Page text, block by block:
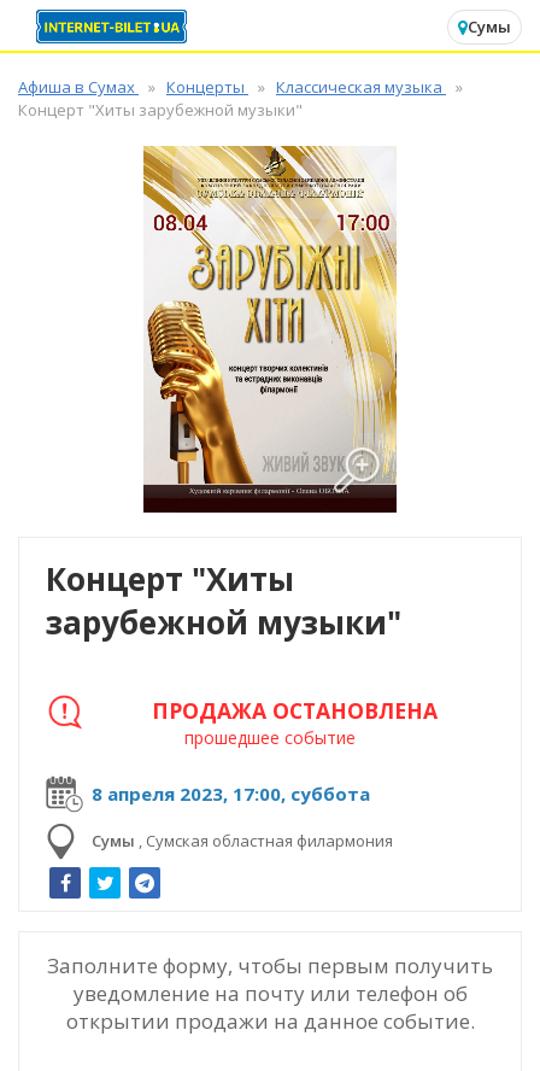
Сумы
Афиша в Сумах Концерты
Классическая музыка
Концерт "Хиты зарубежной музыки"
Концерт "Хиты
зарубежной музыки"
8 апреля 2023, 17:00, суббота
Сумы , Сумская областная филармония
ПРОДАЖА ОСТАНОВЛЕНА
прошедшее событие
Заполните форму, чтобы первым получить
уведомление на почту или телефон об
открытии продажи на данное событие.